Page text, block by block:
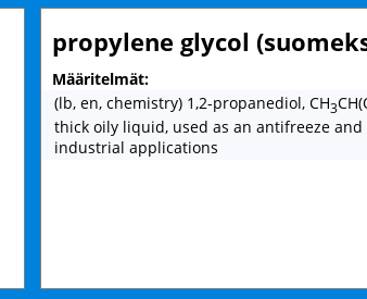
propylene glycol
Määritelmät:
(lb, en, chemistry) 1,2-propanediol, CH3
thick oily liquid, used as an antifreeze
industrial applications